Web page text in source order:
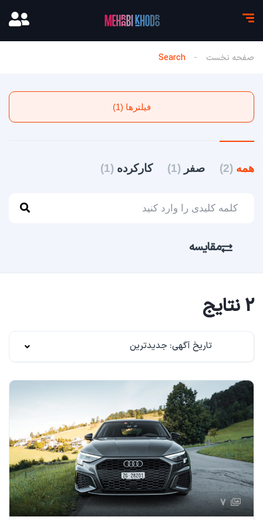
صفحه نخست Search
فیلترها (1)
همه (2) صفر (1) کارکرده (1)
مقایسه
2 نتایج
تاریخ آگهی: جدیدترین
7